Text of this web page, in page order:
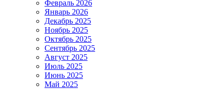
Февраль 2026
Январь 2026
Декабрь 2025
Ноябрь 2025
Октябрь 2025
Сентябрь 2025
Август 2025
Июль 2025
Июнь 2025
Май 2025